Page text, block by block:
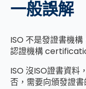
一般誤解
ISO 不是發證書機
認證機構
ISO 沒ISO證書資料
否，需要向頒發證書